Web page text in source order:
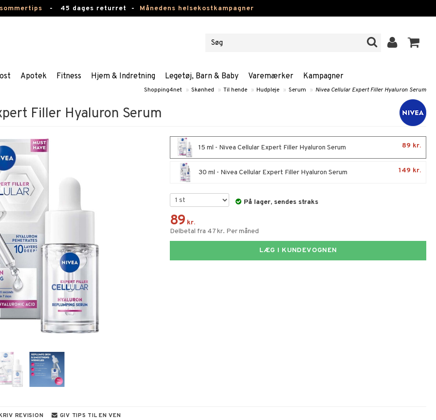
- 45 dages returret - Månedens helsekostkampagner
Apotek Fitness Hjem & Indretning Legetøj, Barn & Baby Varemærker Kampagner
Shopping4net » Skønhed » Til hende » Hudpleje » Serum » Nivea Cellular Expert Filler Hyaluron Serum
Filler Hyaluron Serum
15 ml - Nivea Cellular Expert Filler Hyaluron Serum 89 kr.
30 ml - Nivea Cellular Expert Filler Hyaluron Serum 149 kr.
På lager, sendes straks
89 kr.
Delbetal fra 47 kr. Per måned
LÆG I KUNDEVOGNEN
REVISION GIV TIPS TIL EN VEN